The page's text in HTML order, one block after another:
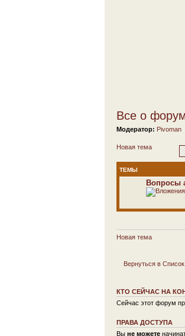
Все о
Модератор: Pivoman
Новая тема
ТЕМЫ
Вопросы
Новая тема
Вернуться в
КТО СЕЙЧАС НА
Сейчас этот форум
ПРАВА ДОСТУПА
Вы не можете